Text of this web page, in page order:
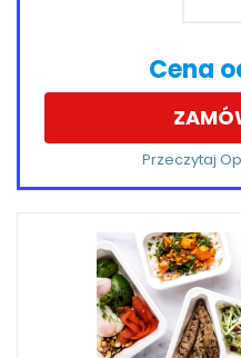
Cena
Przeczytaj